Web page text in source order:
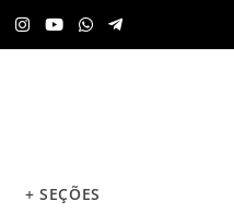
+ SEÇÕES